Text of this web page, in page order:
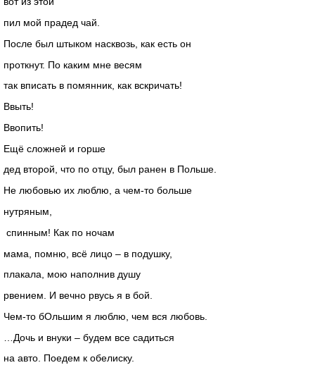
пил мой прадед чай.
После был штыком насквозь, как есть он
проткнут. По каким мне весям
так вписать в помянник, как вскричать!
Ввыть!
Ввопить!
Ещё сложней и горше
дед второй, что по отцу, был ранен в Польше.
Не любовью их люблю, а чем-то больше
нутряным,
спинным! Как по ночам
мама, помню, всё лицо – в подушку,
плакала, мою наполнив душу
рвением. И вечно рвусь я в бой.
Чем-то бОльшим я люблю, чем вся любовь.
…Дочь и внуки – будем все садиться
на авто. Поедем к обелиску.